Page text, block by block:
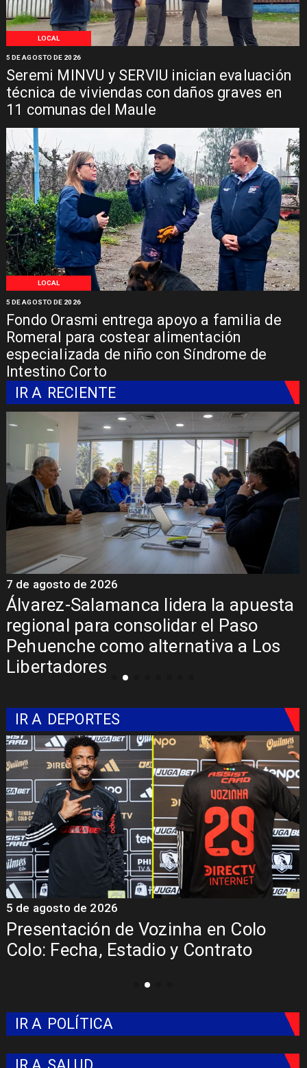
LOCAL
Seremi MINVU y SERVIU inician evaluación
técnica de viviendas con daños graves en
11 comunas del Maule
5 DE AGOSTO DE 2026
LOCAL
Fondo Orasmi entrega apoyo a familia de
Romeral para costear alimentación
especializada de niño con Síndrome de
Intestino Corto
5 DE AGOSTO DE 2026
IR A RECIENTE
Álvarez-Salamanca lidera la apuesta
regional para consolidar el Paso
Pehuenche como alternativa a Los
Libertadores
7 de agosto de 2026
IR A DEPORTES
Presentación de Vozinha en Colo
Colo: Fecha, Estadio y Contrato
5 de agosto de 2026
IR A POLÍTICA